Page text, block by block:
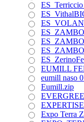
EUMILL
eumill naso
Eumill.zip
Expo Terra